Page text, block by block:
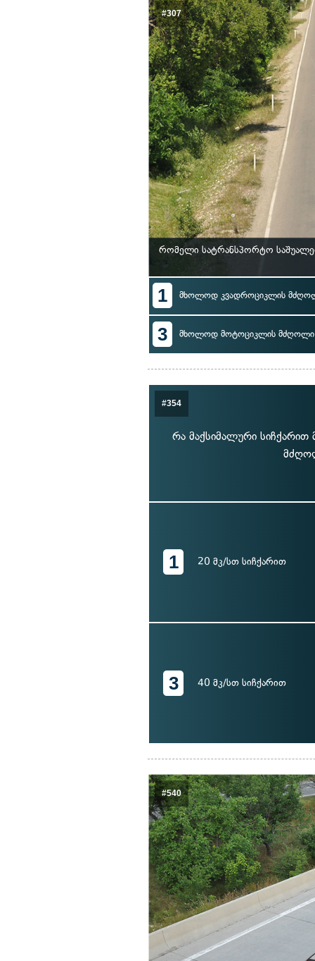
#307
რომელი სატრანსპორტო
1 მხოლოდ კვადროციკლის
3 მხოლოდ მოტოციკლის მძღოლი
#354
რა მაქსიმალური
1 20 მკ/სთ სიჩქარით
3 40 მკ/სთ სიჩქარით
#540